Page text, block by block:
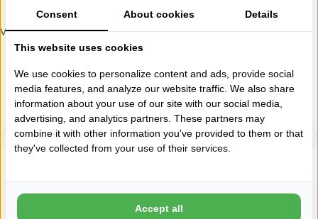
VERGELIJKBARE PRODUCTEN
1200 GRAMS
ABYSS HABIDECOR DOUBLE
1200 GRAMS
ABYSS HABIDECOR DOUBLE
Consent About cookies Details
This website uses cookies
We use cookies to personalize content and ads, provide social
media features, and analyze our website traffic. We also share
information about your use of our site with our social media,
advertising, and analytics partners. These partners may
combine it with other information you've provided to them or that
they've collected from your use of their services.
Accept all